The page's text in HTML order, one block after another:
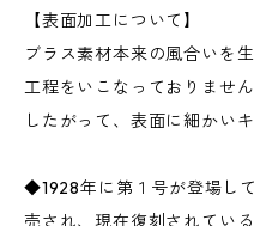
【表面加工について】
ブラス素材本来の風合いを
工程をいこなっておりません
したがって、表面に細かい
◆1928年に第１号が登場し
売され、現在復刻されてい